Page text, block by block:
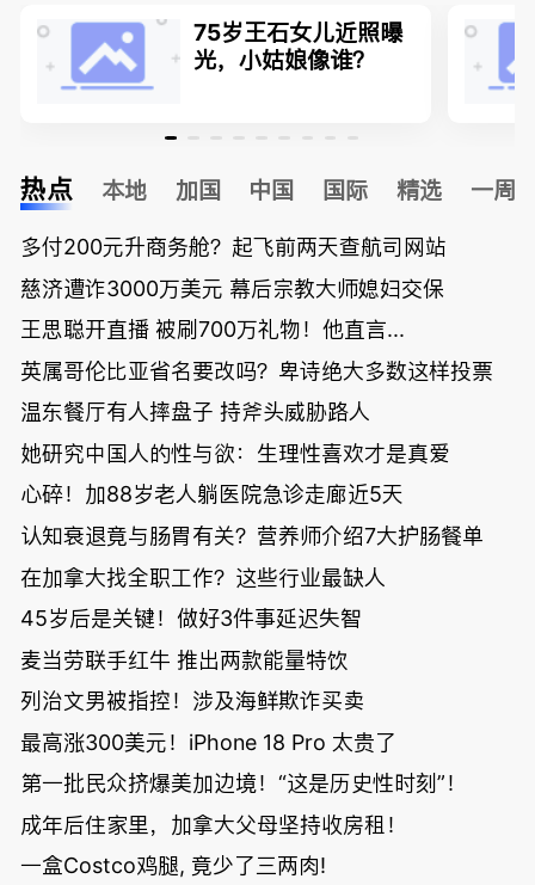
75岁王石女儿近照曝
光，小姑娘像谁？
热点 本地 加国 中国 国际 精选 一周
多付200元升商务舱？起飞前两天查航司网站
慈济遭诈3000万美元 幕后宗教大师媳妇交保
王思聪开直播 被刷700万礼物！他直言...
英属哥伦比亚省名要改吗？卑诗绝大多数这样投票
温东餐厅有人摔盘子 持斧头威胁路人
她研究中国人的性与欲：生理性喜欢才是真爱
心碎！加88岁老人躺医院急诊走廊近5天
认知衰退竟与肠胃有关？营养师介绍7大护肠餐单
在加拿大找全职工作？这些行业最缺人
45岁后是关键！做好3件事延迟失智
麦当劳联手红牛 推出两款能量特饮
列治文男被指控！涉及海鲜欺诈买卖
最高涨300美元！iPhone 18 Pro 太贵了
第一批民众挤爆美加边境！“这是历史性时刻”！
成年后住家里，加拿大父母坚持收房租！
一盒Costco鸡腿, 竟少了三两肉!